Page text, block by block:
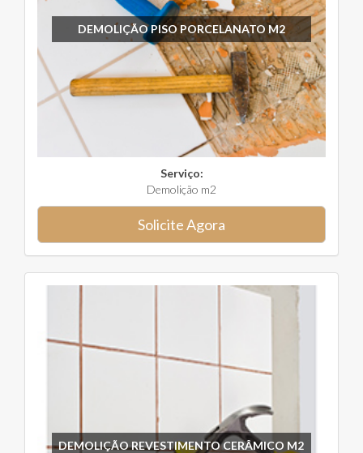
DEMOLIÇÃO PISO PORCELANATO M2
Serviço:
Demolição m2
Solicite Agora
DEMOLIÇÃO REVESTIMENTO CERÂMICO M2